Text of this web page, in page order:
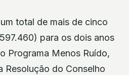
total de mais de cinco
para os dois anos
Programa Menos Ruído,
Resolução do Conselho